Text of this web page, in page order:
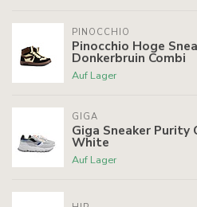
PINOCCHIO
Pinocchio Hoge
Donkerbruin Combi
Auf Lager
GIGA
Giga Sneaker Purity
White
Auf Lager